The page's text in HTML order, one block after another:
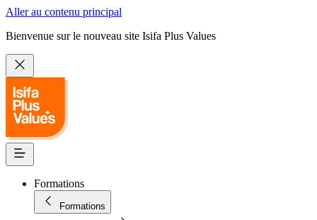
Aller au contenu principal
Bienvenue sur le nouveau site Isifa Plus Values
Formations
Formations